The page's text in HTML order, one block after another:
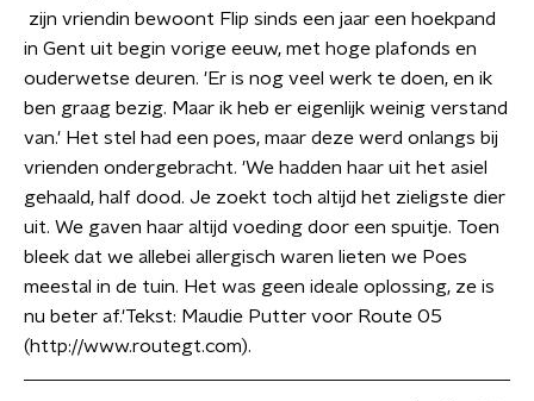
zijn vriendin bewoont Flip sinds een jaar een hoekpand
in Gent uit begin vorige eeuw, met hoge plafonds en
ouderwetse deuren. 'Er is nog veel werk te doen, en ik
ben graag bezig. Maar ik heb er eigenlijk weinig verstand
van.' Het stel had een poes, maar deze werd onlangs bij
vrienden ondergebracht. 'We hadden haar uit het asiel
gehaald, half dood. Je zoekt toch altijd het zieligste dier
uit. We gaven haar altijd voeding door een spuitje. Toen
bleek dat we allebei allergisch waren lieten we Poes
meestal in de tuin. Het was geen ideale oplossing, ze is
nu beter af.'Tekst: Maudie Putter voor Route 05
(http://www.routegt.com).